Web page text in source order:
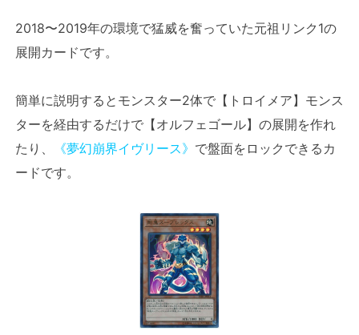
2018〜2019年の環境で猛威を奮っていた元祖リンク1の
展開カードです。
簡単に説明するとモンスター2体で【トロイメア】モンス
ターを経由するだけで【オルフェゴール】の展開を作れ
たり、
《夢幻崩界イヴリース》 で盤面をロックできるカ
ードです。